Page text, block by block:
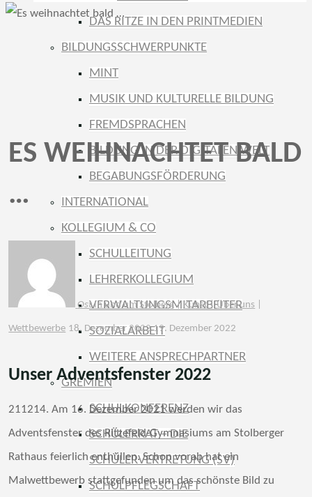
DAS RITZE IN DEN PRINTMEDIEN
BILDUNGSSCHWERPUNKTE
MINT
MUSIK UND KULTURELLE BILDUNG
FREMDSPRACHEN
BILDUNG IN DER DIGITALEN WELT
BEGABUNGSFÖRDERUNG
INTERNATIONAL
KOLLEGIUM & CO
SCHULLEITUNG
LEHRERKOLLEGIUM
VERWALTUNGSMITARBEITER
SOZIALARBEIT
WEITERE ANSPRECHPARTNER
GREMIEN
SCHULKONFERENZ
SCHÜLERRAT – DIE
SCHÜLERVERTRETUNG (SV)
SCHULPFLEGSCHAFT
ES WEIHNACHTET BALD
…
Ost In und um Stolberg | Kunst | Über uns
Wettbewerbe 18. Dezember 202219. Dezember 2022
Unser Adventsfenster 2022
211214. Am 16. Dezember 2021 werden wir das
Adventsfenster des Ritzefeld-Gymnasiums am Stolberger
Rathaus feierlich enthüllen. Schon vorab hat ein
Malwettbewerb stattgefunden um das schönste Bild zu